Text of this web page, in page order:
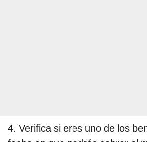
4. Verifica si eres uno de los